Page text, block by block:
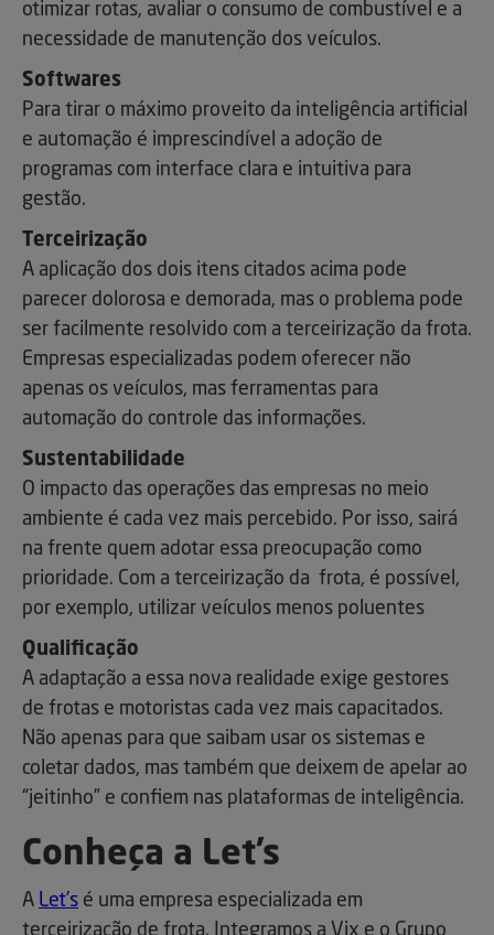
otimizar rotas, avaliar o consumo de combustível e a
necessidade de manutenção dos veículos.
Softwares
Para tirar o máximo proveito da inteligência artificial
e automação é imprescindível a adoção de
programas com interface clara e intuitiva para
gestão.
Terceirização
A aplicação dos dois itens citados acima pode
parecer dolorosa e demorada, mas o problema pode
ser facilmente resolvido com a terceirização da frota.
Empresas especializadas podem oferecer não
apenas os veículos, mas ferramentas para
automação do controle das informações.
Sustentabilidade
O impacto das operações das empresas no meio
ambiente é cada vez mais percebido. Por isso, sairá
na frente quem adotar essa preocupação como
prioridade. Com a terceirização da frota, é possível,
por exemplo, utilizar veículos menos poluentes
Qualificação
A adaptação a essa nova realidade exige gestores
de frotas e motoristas cada vez mais capacitados.
Não apenas para que saibam usar os sistemas e
coletar dados, mas também que deixem de apelar ao
“jeitinho” e confiem nas plataformas de inteligência.
Conheça a Let’s
A Let’s é uma empresa especializada em
terceirização de frota. Integramos a Vix e o Grupo